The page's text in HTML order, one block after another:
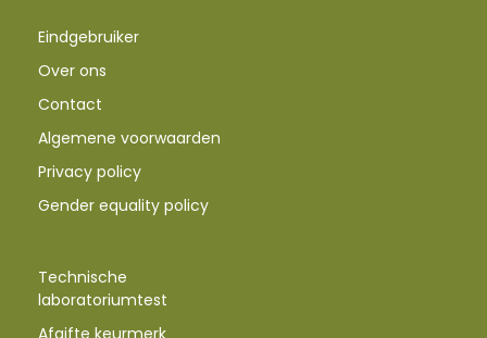
Eindgebruiker
Over ons
Contact
Algemene voorwaarden
Privacy policy
Gender equality policy
Technische
laboratoriumtest
Afgifte keurmerk